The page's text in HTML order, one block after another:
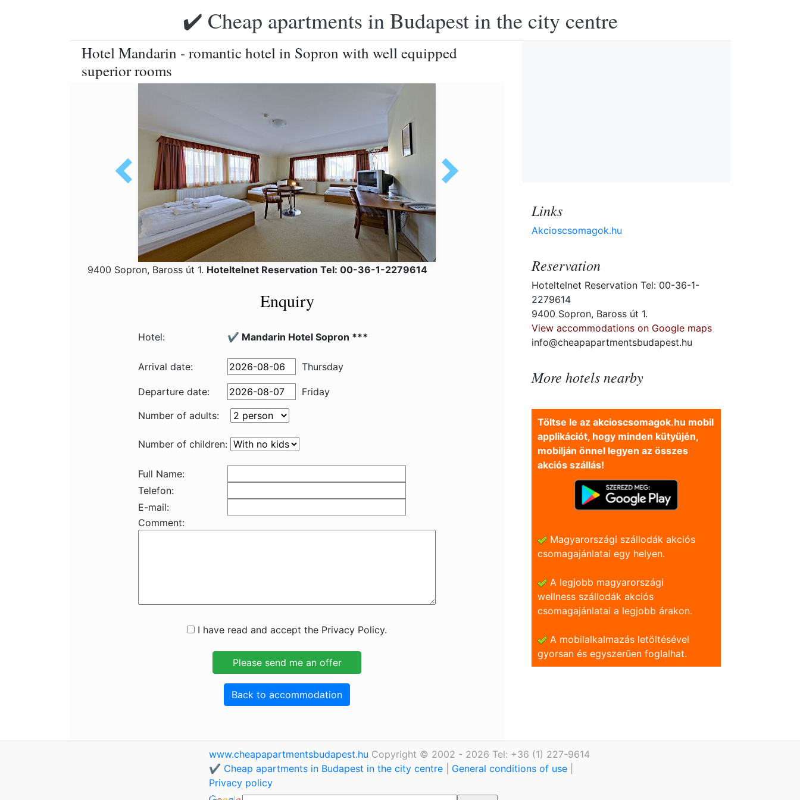
✔️ Cheap apartments in Budapest in the city centre
Hotel Mandarin - romantic hotel in Sopron with well equipped
superior rooms
9400 Sopron, Baross út 1. Hoteltelnet Reservation Tel: 00-36-1-2279614
Enquiry
Hotel: ✔️ Mandarin Hotel Sopron ***
Arrival date: Thursday
Departure date:
Friday
Number of adults:
Number of children:
Full Name:
Telefon:
E-mail:
Comment:
I have read and accept the Privacy Policy.
Back to accommodation
Links
Akcioscsomagok.hu
Reservation
Hoteltelnet Reservation Tel: 00-36-1-
2279614
9400 Sopron, Baross út 1.
View accommodations on Google maps
info@cheapapartmentsbudapest.hu
More hotels nearby
Töltse le az akcioscsomagok.hu mobil
applikációt, hogy minden kütyüjén,
mobilján önnel legyen az összes
akciós szállás!
Magyarországi szállodák akciós
csomagajánlatai egy helyen.
A legjobb magyarországi
wellness szállodák akciós
csomagajánlatai a legjobb árakon.
A mobilalkalmazás letöltésével
gyorsan és egyszerũen foglalhat.
www.cheapapartmentsbudapest.hu Copyright © 2002 - 2026 Tel: +36 (1) 227-9614
✔️ Cheap apartments in Budapest in the city centre
General conditions of use
Privacy policy